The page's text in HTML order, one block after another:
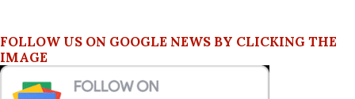
FOLLOW US ON GOOGLE NEWS BY CLICKING THE
IMAGE